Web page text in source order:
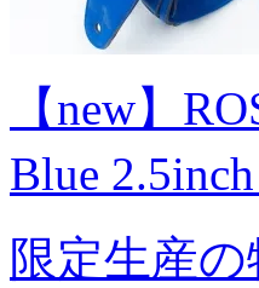
【new】
Blue
限定生産